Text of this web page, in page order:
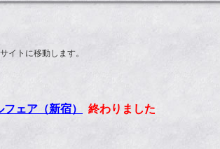
イトに移動します。
ェア（新宿） 終わりました